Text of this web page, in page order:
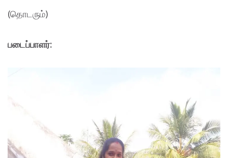
(தொடரும்)
படைப்பாளர்: